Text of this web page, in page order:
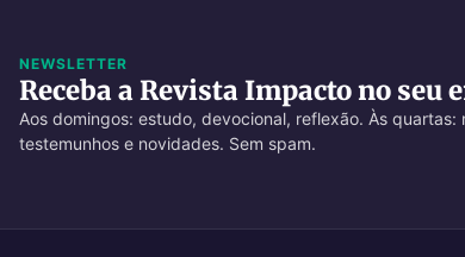
NEWSLETTER
Receba a Revista Impacto no seu
Aos domingos: estudo, devocional, reflexão. Às quartas:
testemunhos e novidades. Sem spam.